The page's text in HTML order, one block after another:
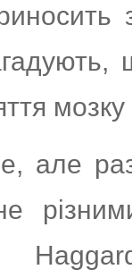
мозку
але